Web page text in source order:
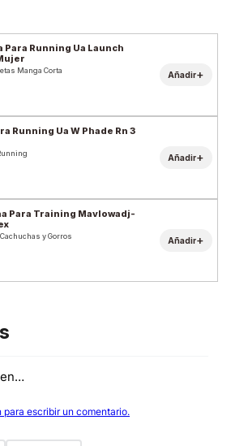
Para Running Ua Launch
Manga Corta Añadir+
Running Ua W Phade Rn 3
Añadir+
Para Training Mavlowadj-
y Gorros Añadir+
para escribir un comentario.